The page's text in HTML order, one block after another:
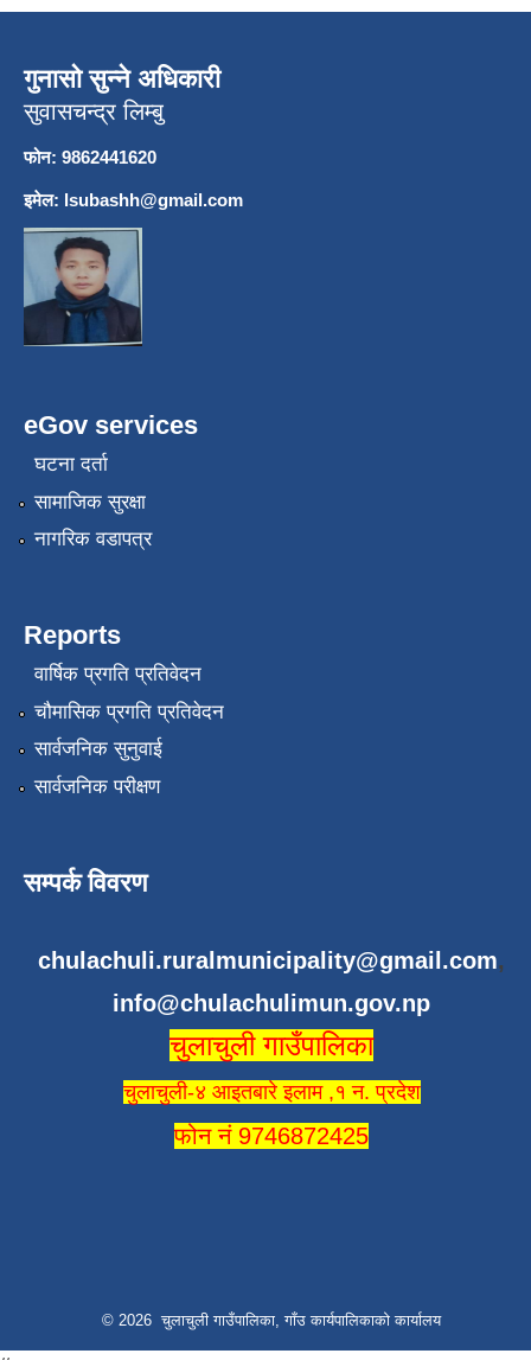
गुनासो सुन्ने अधिकारी
सुवासचन्द्र लिम्बु
फोन: 9862441620
इमेल: lsubashh@gmail.com
eGov services
घटना दर्ता
सामाजिक सुरक्षा
नागरिक वडापत्र
Reports
वार्षिक प्रगति प्रतिवेदन
चौमासिक प्रगति प्रतिवेदन
सार्वजनिक सुनुवाई
सार्वजनिक परीक्षण
सम्पर्क विवरण
chulachuli.ruralmunicipality@gmail.com,
info@chulachulimun.gov.np
चुलाचुली गाउँपालिका
चुलाचुली-४ आइतबारे इलाम ,१ न. प्रदेश
फोन नं 9746872425
© 2026 चुलाचुली गाउँपालिका, गाँउ कार्यपालिकाको कार्यालय